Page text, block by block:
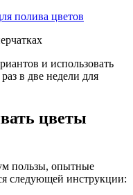
и использовать
в две недели для
цветы
пользы, опытные
следующей инструкции: